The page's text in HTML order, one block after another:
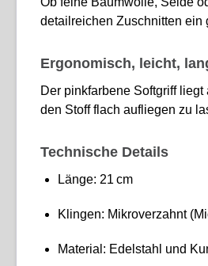
detailreichen Zuschnitten ein
Ergonomisch, leicht,
Der pinkfarbene Softgriff
den Stoff flach aufliegen zu
Technische Details
Länge: 21 cm
Klingen: Mikroverzahnt
Material: Edelstahl und